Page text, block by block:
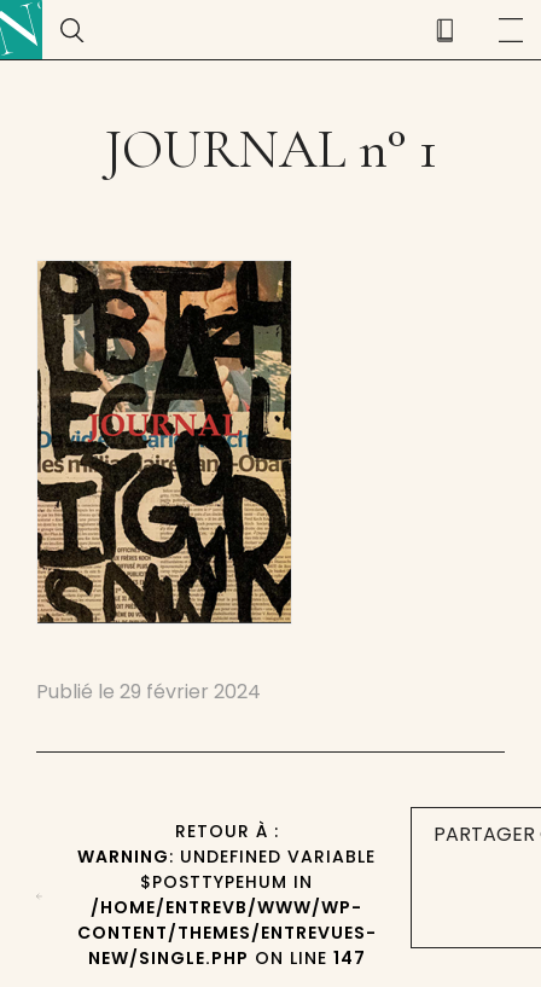
JOURNAL n° 1
Publié le 29 février 2024
RETOUR À :
WARNING: UNDEFINED VARIABLE
$POSTTYPEHUM IN
/HOME/ENTREVB/WWW/WP-
CONTENT/THEMES/ENTREVUES-
NEW/SINGLE.PHP ON LINE 147